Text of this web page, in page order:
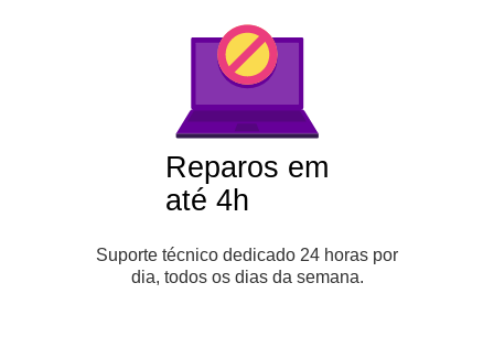
Reparos em
até 4h
Suporte técnico dedicado 24 horas por
dia, todos os dias da semana.